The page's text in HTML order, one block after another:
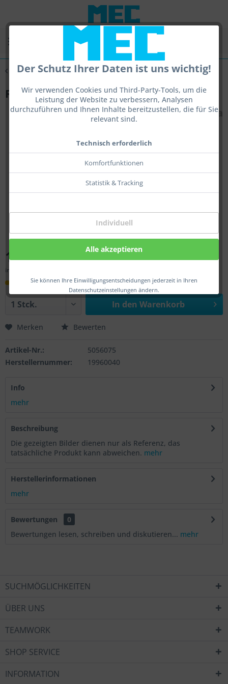
Der Schutz Ihrer Daten ist uns wichtig!
Wir verwenden Cookies und Third-Party-Tools, um die
Leistung der Website zu verbessern, Analysen
durchzuführen und Ihnen Inhalte bereitzustellen, die für Sie
relevant sind.
Technisch erforderlich
Komfortfunktionen
Statistik & Tracking
Individuell
Alle akzeptieren
Sie können Ihre Einwilligungsentscheidungen jederzeit in Ihren
Datenschutzeinstellungen ändern.
Übersicht Para
Rifle Rest Para Pro
149,00 € *
inkl. MwSt.
Innerhalb von 90 Werktage(n)
In den Warenkorb
Merken Bewerten
Artikel-Nr.:
5056075
Herstellernummer:
19960040
Info
mehr
Beschreibung
Die gezeigten Bilder dienen nur als Referenz, das
tatsächliche Produkt kann abweichen. mehr
Herstellerinformationen
mehr
Bewertungen
0
Bewertungen lesen, schreiben und diskutieren... mehr
SUCHMÖGLICHKEITEN
ÜBER UNS
TEAMWORK
SHOP SERVICE
INFORMATION